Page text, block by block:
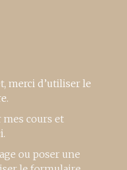
merci d’utiliser le
.
cours et
.
ou poser une